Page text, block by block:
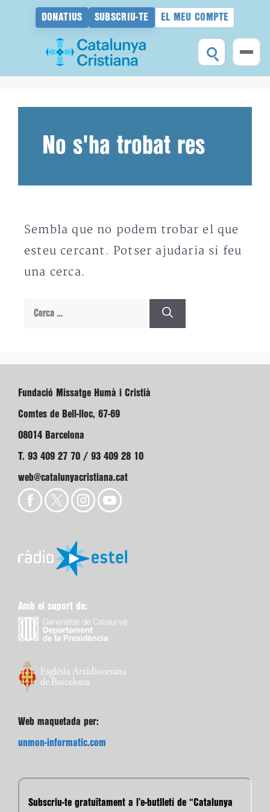
DONATIUS SUBSCRIU-TE EL MEU COMPTE
No s'ha trobat res
Sembla que no podem trobar el que
esteu cercant. Potser ajudaria si feu
una cerca.
Cerca:
Fundació Missatge Humà i Cristià
Comtes de Bell-lloc, 67-69
08014 Barcelona
T. 93 409 27 70 / 93 409 28 10
web@catalunyacristiana.cat
Amb el suport de:
Web maquetada per:
unmon-informatic.com
Subscriu-te gratuïtament a l’e-butlletí de “Catalunya